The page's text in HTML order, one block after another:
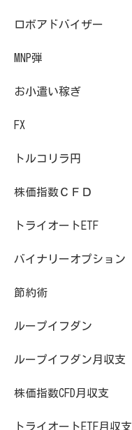
ロボアドバイザー
MNP弾
お小遣い稼ぎ
FX
トルコリラ円
株価指数ＣＦＤ
トライオートETF
バイナリーオプション
節約術
ループイフダン
ループイフダン月収支
株価指数CFD月収支
トライオートETF月収支